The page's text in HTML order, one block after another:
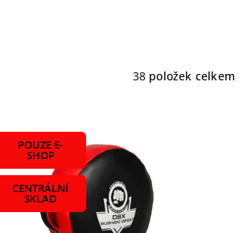
38 položek celkem
POUZE E-
SHOP
CENTRÁLNÍ
SKLAD